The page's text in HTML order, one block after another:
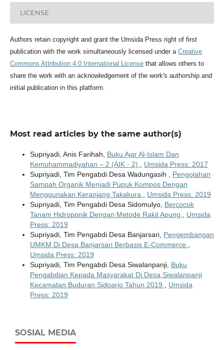
LICENSE
Authors retain copyright and grant the Umsida Press right of first
publication with the work simultaneously licensed under a Creative
Commons Attribution 4.0 International Licensethat allows others to
share the work with an acknowledgement of the work's authorship and
initial publication in this platform.
Most read articles by the same author(s)
Supriyadi, Anis Farihah, Buku Ajar Al-Islam Dan
Kemuhammadiyahan – 2 (AIK - 2)
Umsida Press: 2017
Supriyadi, Tim Pengabdi Desa Wadungasih , Pengolahan
Sampah Organik Menjadi Pupuk Kompos Dengan
Menggunakan Keranjang Takakura
Umsida Press: 2019
Supriyadi, Tim Pengabdi Desa Sidomulyo, Bercocok
Tanam Hidroponik Dengan Metode Rakit Apung
Umsida
Press: 2019
Supriyadi, Tim Pengabdi Desa Banjarsari, Pengembangan
UMKM Di Desa Banjarsari Berbasis E-Commerce
Umsida Press: 2019
Supriyadi, Tim Pengabdi Desa Siwalanpanji, Buku
Pengabdian Kepada Masyarakat Di Desa Siwalanpanji
Kecamatan Buduran Sidoarjo Tahun 2019
Umsida
Press: 2019
SOSIAL MEDIA